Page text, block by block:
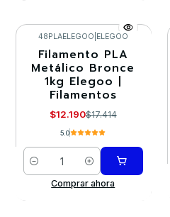
-30%
48PLAELEGOO ELEGOO
Filamento PLA
Metálico Bronce
1kg Elegoo |
Filamentos
$12.190$17.414
5.0
Cantidad
Comprar ahora